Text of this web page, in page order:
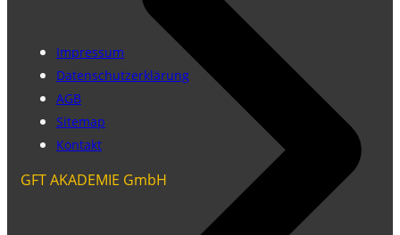
Impressum
Datenschutzerklärung
AGB
Sitemap
Kontakt
GFT AKADEMIE GmbH